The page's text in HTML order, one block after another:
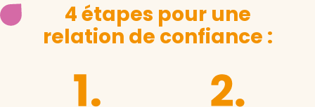
4 étapes pour une
relation de confiance :